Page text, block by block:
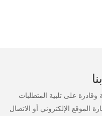
على تلبية المتطلبات
الموقع الإلكتروني أو الاتصال